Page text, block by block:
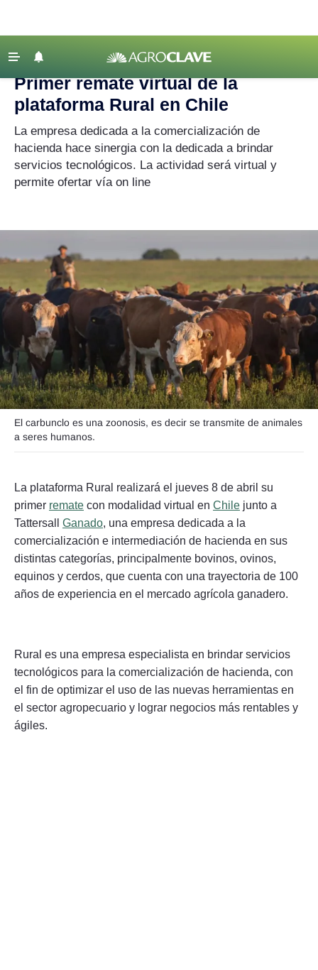
Agricultura
Lechería
Tecnología
Regionales
Clima
Agronegocios
Mercados
Seguinos
‹ VOLVER
Agroclave remate
Primer remate virtual de la
plataforma Rural en Chile
La empresa dedicada a la comercialización de
hacienda hace sinergia con la dedicada a brindar
servicios tecnológicos. La actividad será virtual y
permite ofertar vía on line
El carbunclo es una zoonosis, es decir se transmite de animales
a seres humanos.
La plataforma Rural realizará el jueves 8 de abril su
primer remate con modalidad virtual en Chile junto a
Tattersall Ganado, una empresa dedicada a la
comercialización e intermediación de hacienda en sus
distintas categorías, principalmente bovinos, ovinos,
equinos y cerdos, que cuenta con una trayectoria de 100
años de experiencia en el mercado agrícola ganadero.
Rural es una empresa especialista en brindar servicios
tecnológicos para la comercialización de hacienda, con
el fin de optimizar el uso de las nuevas herramientas en
el sector agropecuario y lograr negocios más rentables y
ágiles.